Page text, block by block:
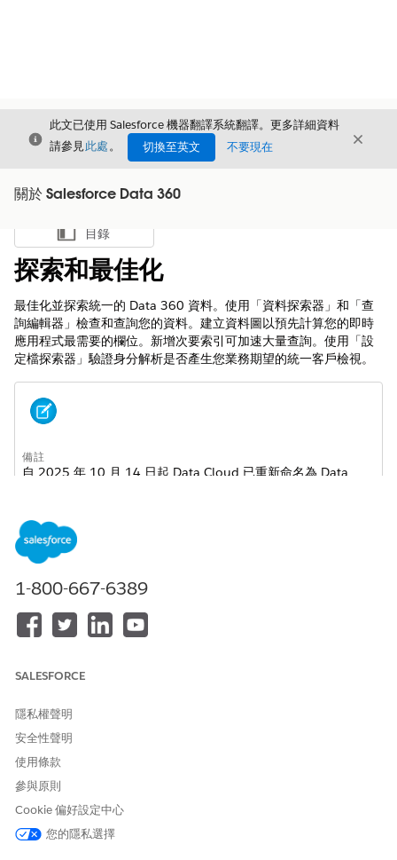
結束
此文已使用 Salesforce 機器翻譯系統翻譯。更多詳細資料
請參見此處。 切換至英文 不要現在 結束
關於 Salesforce Data 360
顯示目錄
目錄
探索和最佳化
最佳化並探索統一的 Data 360 資料。使用「資料探索器」和「查
詢編輯器」檢查和查詢您的資料。建立資料圖以預先計算您的即時
應用程式最需要的欄位。新增次要索引可加速大量查詢。使用「設
定檔探索器」驗證身分解析是否產生您業務期望的統一客戶檢視。
備註
自 2025 年 10 月 14 日起,Data Cloud 已重新命名為 Data
為什麼要探索和最佳化?
在您連線、轉換和統一資料後,請使用這些工具來確保資料準確、最
佳化且可靠。此區段中的工具可讓您直接看見資料,並控制其結構與
提供方式。無論您要疑難排解非預期的記錄計數、調整高流量啟用
透過「資料探索器」,您可以驗證資料湖物件、資料模型物件、
已計算洞察和資料圖,以確保資料和公式準確無誤。
Data 360 中的設定檔探索器
取得帳戶或個人的統一設定檔完整檢視，用於如驗證統一設定檔
及檢查不一致等用途。客戶可以部署一組 Lightning 應用程
式，以自訂並展開體驗。
在 Data 360 中查詢資料
1-800-667-6389
SALESFORCE
隱私權聲明
安全性聲明
使用條款
參與原則
Cookie 偏好設定中心
您的隱私選擇